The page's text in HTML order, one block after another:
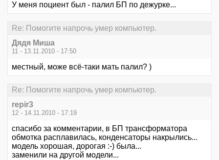
У меня поциент был - палил БП по дежурке...
Re: Помогите напрочь умер компьютер.
Дядя Миша
11 - 13.11.2010 - 17:50
местный, може всё-таки мать палил? )
Re: Помогите напрочь умер компьютер.
repir3
12 - 14.11.2010 - 17:19
спасибо за комментарии, в БП трансформатора
обмотка расплавилась, конденсаторы накрылись...
модель хорошая, дорогая :-) была...
заменили на другой модели...